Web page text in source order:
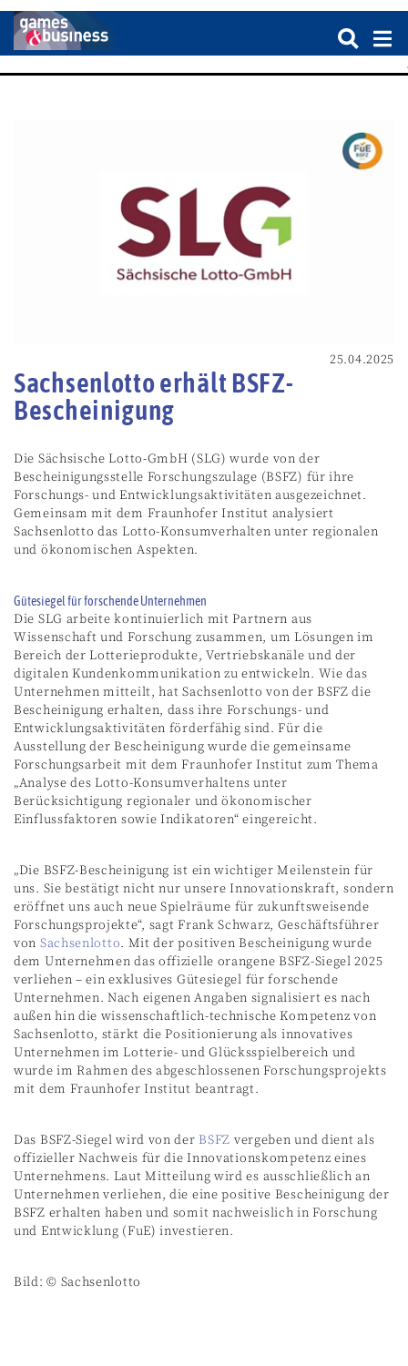
25.04.2025
Sachsenlotto erhält BSFZ-
Bescheinigung
Die Sächsische Lotto-GmbH (SLG) wurde von der
Bescheinigungsstelle Forschungszulage (BSFZ) für ihre
Forschungs- und Entwicklungsaktivitäten ausgezeichnet.
Gemeinsam mit dem Fraunhofer Institut analysiert
Sachsenlotto das Lotto-Konsumverhalten unter regionalen
und ökonomischen Aspekten.
Gütesiegel für forschende Unternehmen
Die SLG arbeite kontinuierlich mit Partnern aus
Wissenschaft und Forschung zusammen, um Lösungen im
Bereich der Lotterieprodukte, Vertriebskanäle und der
digitalen Kundenkommunikation zu entwickeln. Wie das
Unternehmen mitteilt, hat Sachsenlotto von der BSFZ die
Bescheinigung erhalten, dass ihre Forschungs- und
Entwicklungsaktivitäten förderfähig sind. Für die
Ausstellung der Bescheinigung wurde die gemeinsame
Forschungsarbeit mit dem Fraunhofer Institut zum Thema
„Analyse des Lotto-Konsumverhaltens unter
Berücksichtigung regionaler und ökonomischer
Einflussfaktoren sowie Indikatoren“ eingereicht.
„Die BSFZ-Bescheinigung ist ein wichtiger Meilenstein für
uns. Sie bestätigt nicht nur unsere Innovationskraft, sondern
eröffnet uns auch neue Spielräume für zukunftsweisende
Forschungsprojekte“, sagt Frank Schwarz, Geschäftsführer
von Sachsenlotto. Mit der positiven Bescheinigung wurde
dem Unternehmen das offizielle orangene BSFZ-Siegel 2025
verliehen – ein exklusives Gütesiegel für forschende
Unternehmen. Nach eigenen Angaben signalisiert es nach
außen hin die wissenschaftlich-technische Kompetenz von
Sachsenlotto, stärkt die Positionierung als innovatives
Unternehmen im Lotterie- und Glücksspielbereich und
wurde im Rahmen des abgeschlossenen Forschungsprojekts
mit dem Fraunhofer Institut beantragt.
Das BSFZ-Siegel wird von der BSFZ vergeben und dient als
offizieller Nachweis für die Innovationskompetenz eines
Unternehmens. Laut Mitteilung wird es ausschließlich an
Unternehmen verliehen, die eine positive Bescheinigung der
BSFZ erhalten haben und somit nachweislich in Forschung
und Entwicklung (FuE) investieren.
Bild: © Sachsenlotto